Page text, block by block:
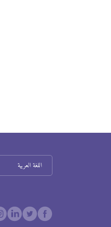
اللغة العربية